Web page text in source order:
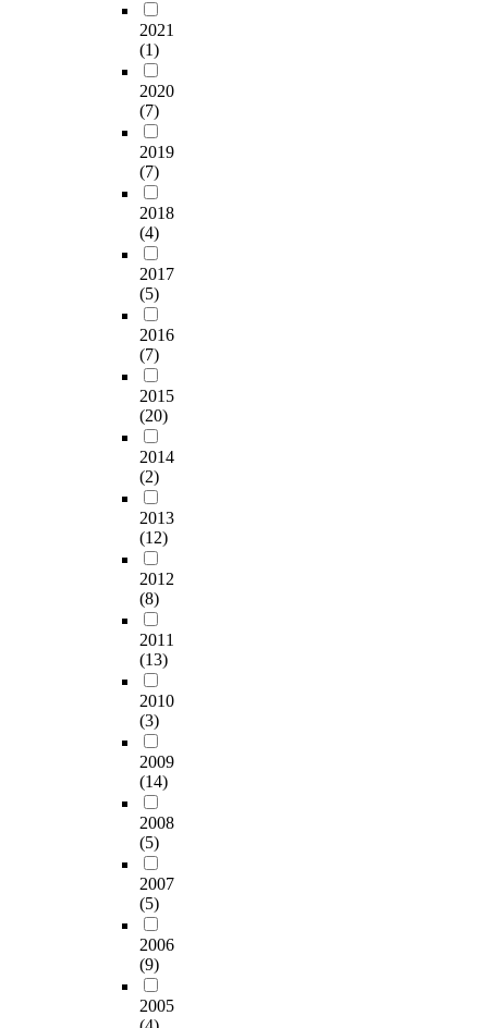
2021
(1)
2020
(7)
2019
(7)
2018
(4)
2017
(5)
2016
(7)
2015
(20)
2014
(2)
2013
(12)
2012
(8)
2011
(13)
2010
(3)
2009
(14)
2008
(5)
2007
(5)
2006
(9)
2005